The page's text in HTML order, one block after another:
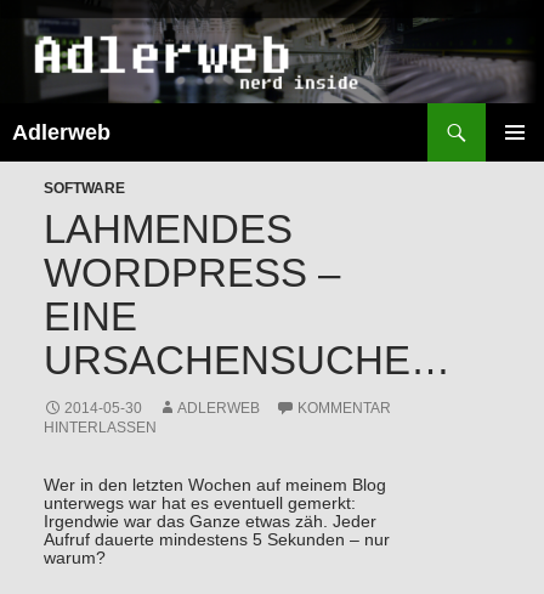
Adlerweb
SPRINGEN
SOFTWARE
LAHMENDES
WORDPRESS –
EINE
URSACHENSUCHE…
2014-05-30 ADLERWEB
KOMMENTAR
HINTERLASSEN
Wer in den letzten Wochen auf meinem Blog
unterwegs war hat es eventuell gemerkt:
Irgendwie war das Ganze etwas zäh. Jeder
Aufruf dauerte mindestens 5 Sekunden – nur
warum?